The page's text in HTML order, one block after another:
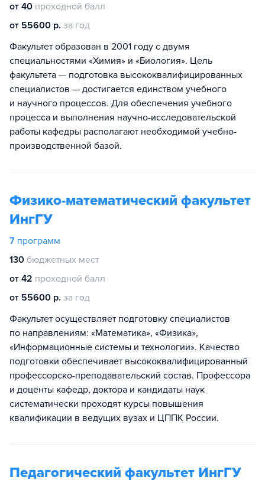
от 40 проходной балл
от 55600 р. за год
Факультет образован в 2001 году с двумя
специальностями «Химия» и «Биология». Цель
факультета — подготовка высококвалифицированных
специалистов — достигается единством учебного
и научного процессов. Для обеспечения учебного
процесса и выполнения научно-исследовательской
работы кафедры располагают необходимой учебно-
производственной базой.
Физико-математический факультет
ИнгГУ
7 программ
130 бюджетных мест
от 42 проходной балл
от 55600 р. за год
Факультет осуществляет подготовку специалистов
по направлениям: «Математика», «Физика»,
«Информационные системы и технологии». Качество
подготовки обеспечивает высококвалифицированный
профессорско-преподавательский состав. Профессора
и доценты кафедр, доктора и кандидаты наук
систематически проходят курсы повышения
квалификации в ведущих вузах и ЦППК России.
Педагогический факультет ИнгГУ